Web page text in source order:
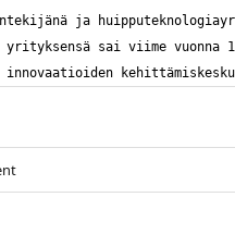
ja
sai viime vuonna
innovaatioiden